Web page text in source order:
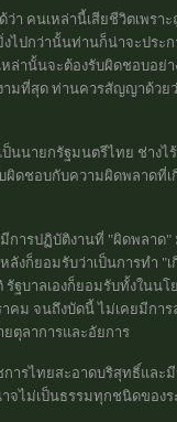
า คนเหล่านี้เสียชีวิตเพร
ไปกว่านั้นท่านก็น่าจะประ
หล่านั้นจะต้องรับผิดชอบอ
มที่สุด ท่านควรสัญญาด้วย
นายกรัฐมนตรีไทย ช่างไ
ดชอบกับความผิดพลาดที่
การปฏิบัติงานที่ "ผิดพลา
งก็ยอมรับว่าเป็นการทำ "
ฐบาลเองก็ยอมรับทั้งในน
ม จนถึงบัดนี้ ไม่เคยมีการ
ยตุลาการและอัยการ
ารไทยสะอาดบริสุทธิ์แล
ไม่เป็นธรรมทุกชนิดของ